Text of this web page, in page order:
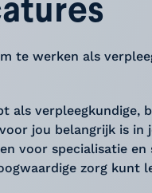
te werken als
als verpleegkundige,
jou belangrijk is in
voor specialisatie en
zorg kunt